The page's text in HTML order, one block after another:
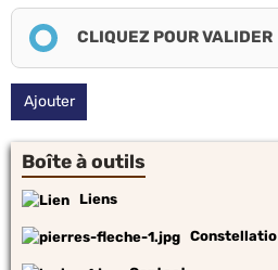
CLIQUEZ POUR VALIDER
Ajouter
Boîte à outils
Liens
Constellatio